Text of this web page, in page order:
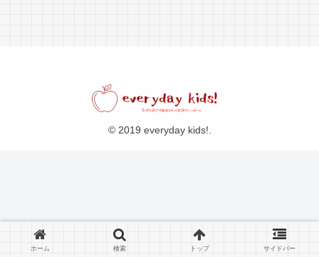
© 2019 everyday kids!.
ホーム 検索 トップ サイドバー